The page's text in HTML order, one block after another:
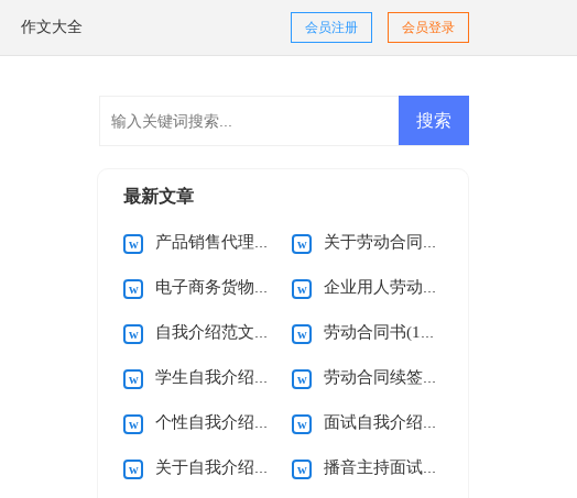
作文大全 会员登录
会员注册
最新文章
产品销售代理合同(15篇) 关于劳动合同的注意事项
电子商务货物销售合同 企业用人劳动合同7篇
自我介绍范文(15篇) 劳动合同书(15篇)
学生自我介绍【精】 劳动合同续签申请书(范文)
个性自我介绍范文 面试自我介绍汇编15篇
关于自我介绍【热门】 播音主持面试自我介绍